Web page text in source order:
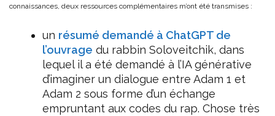
connaissances, deux ressources complémentaires m’ont été transmises :
un résumé demandé à ChatGPT de
l’ouvrage du rabbin Soloveitchik, dans
lequel il a été demandé à l’IA générative
d’imaginer un dialogue entre Adam 1 et
Adam 2 sous forme d’un échange
empruntant aux codes du rap. Chose très